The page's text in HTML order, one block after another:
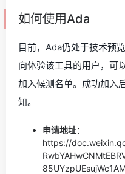
如何使用Ada
目前，Ada仍处于技术预
向体验该工具的用户，可
加入候测名单。成功加入
知。
申请地址：
https://